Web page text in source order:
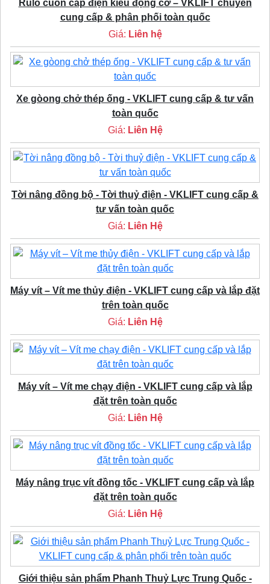
Rulo cuốn cáp điện kiểu động cơ – VKLIFT chuyên
cung cấp & phân phối toàn quốc
Giá: Liên hệ
Xe gòong chở thép ống - VKLIFT cung cấp & tư vấn
toàn quốc
Giá: Liên Hệ
Tời nâng đồng bộ - Tời thuỷ điện - VKLIFT cung cấp &
tư vấn toàn quốc
Giá: Liên Hệ
Máy vít – Vít me thủy điện - VKLIFT cung cấp và lắp đặt
trên toàn quốc
Giá: Liên Hệ
Máy vít – Vít me chạy điện - VKLIFT cung cấp và lắp
đặt trên toàn quốc
Giá: Liên Hệ
Máy nâng trục vít đồng tốc - VKLIFT cung cấp và lắp
đặt trên toàn quốc
Giá: Liên Hệ
Giới thiệu sản phẩm Phanh Thuỷ Lực Trung Quốc -